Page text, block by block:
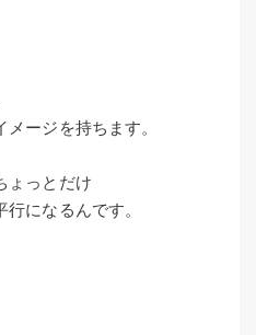
ージを持ちます。
ょっとだけ
になるんです。